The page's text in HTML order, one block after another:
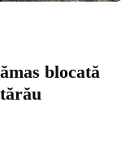
blocată